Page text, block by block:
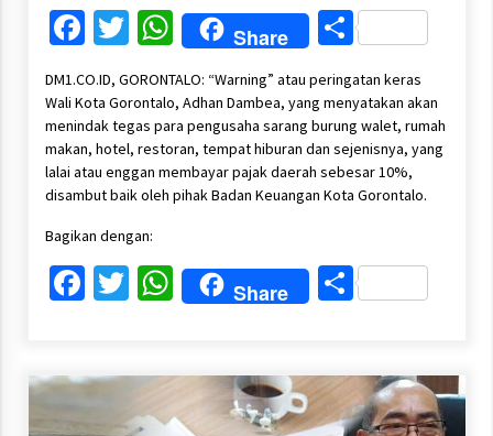
Facebook
Twitter
WhatsApp
Share Share
DM1.CO.ID, GORONTALO: “Warning” atau peringatan keras
Wali Kota Gorontalo, Adhan Dambea, yang menyatakan akan
menindak tegas para pengusaha sarang burung walet, rumah
makan, hotel, restoran, tempat hiburan dan sejenisnya, yang
lalai atau enggan membayar pajak daerah sebesar 10%,
disambut baik oleh pihak Badan Keuangan Kota Gorontalo.
Bagikan dengan:
Facebook
Twitter
WhatsApp
Share Share